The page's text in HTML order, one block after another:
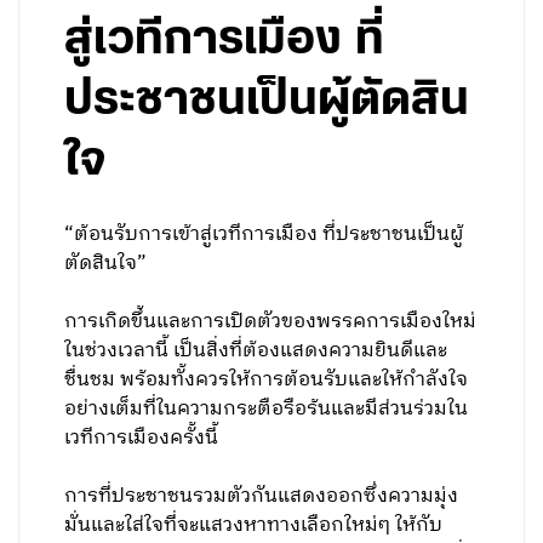
สู่เวทีการเมือง ที่
ประชาชนเป็นผู้ตัดสิน
ใจ
“ต้อนรับการเข้าสู่เวทีการเมือง ที่ประชาชนเป็นผู้
ตัดสินใจ”
การเกิดขึ้นและการเปิดตัวของพรรคการเมืองใหม่
ในช่วงเวลานี้ เป็นสิ่งที่ต้องแสดงความยินดีและ
ชื่นชม พร้อมทั้งควรให้การต้อนรับและให้กำลังใจ
อย่างเต็มที่ในความกระตือรือร้นและมีส่วนร่วมใน
เวทีการเมืองครั้งนี้
การที่ประชาชนรวมตัวกันแสดงออกซึ่งความมุ่ง
มั่นและใส่ใจที่จะแสวงหาทางเลือกใหม่ๆ ให้กับ